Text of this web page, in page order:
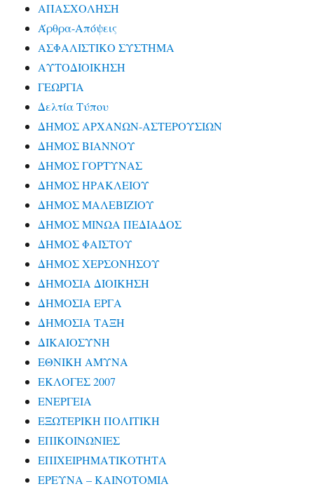
ΑΠΑΣΧΟΛΗΣΗ
Άρθρα-Απόψεις
ΑΣΦΑΛΙΣΤΙΚΟ ΣΥΣΤΗΜΑ
ΑΥΤΟΔΙΟΙΚΗΣΗ
ΓΕΩΡΓΙΑ
Δελτία Τύπου
ΔΗΜΟΣ ΑΡΧΑΝΩΝ-ΑΣΤΕΡΟΥΣΙΩΝ
ΔΗΜΟΣ ΒΙΑΝΝΟΥ
ΔΗΜΟΣ ΓΟΡΤΥΝΑΣ
ΔΗΜΟΣ ΗΡΑΚΛΕΙΟΥ
ΔΗΜΟΣ ΜΑΛΕΒΙΖΙΟΥ
ΔΗΜΟΣ ΜΙΝΩΑ ΠΕΔΙΑΔΟΣ
ΔΗΜΟΣ ΦΑΙΣΤΟΥ
ΔΗΜΟΣ ΧΕΡΣΟΝΗΣΟΥ
ΔΗΜΟΣΙΑ ΔΙΟΙΚΗΣΗ
ΔΗΜΟΣΙΑ ΕΡΓΑ
ΔΗΜΟΣΙΑ ΤΑΞΗ
ΔΙΚΑΙΟΣΥΝΗ
ΕΘΝΙΚΗ ΑΜΥΝΑ
ΕΚΛΟΓΕΣ 2007
ΕΝΕΡΓΕΙΑ
ΕΞΩΤΕΡΙΚΗ ΠΟΛΙΤΙΚΗ
ΕΠΙΚΟΙΝΩΝΙΕΣ
ΕΠΙΧΕΙΡΗΜΑΤΙΚΟΤΗΤΑ
ΕΡΕΥΝΑ – ΚΑΙΝΟΤΟΜΙΑ